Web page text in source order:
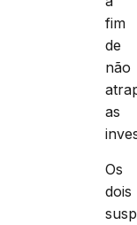
fim
de
não
as
Os
dois